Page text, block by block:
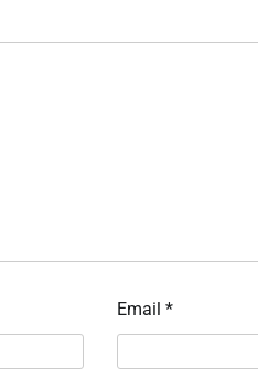
Email *